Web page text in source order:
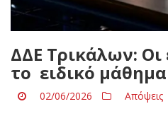
ΔΔΕ Τρικάλων: Οι
το ειδικό
02/06/2026 Απόψεις